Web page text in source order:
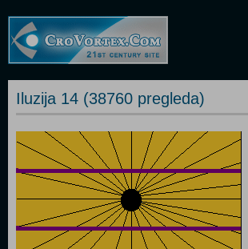
Iluzija 14 (38760 pregleda)